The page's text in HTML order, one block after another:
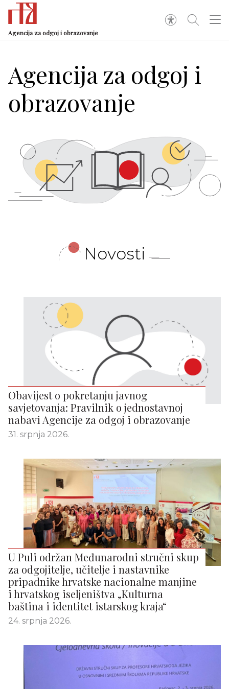
Agencija za odgoj i obrazovanje
Agencija za odgoj i
obrazovanje
Novosti
Obavijest o pokretanju javnog
savjetovanja: Pravilnik o jednostavnoj
nabavi Agencije za odgoj i obrazovanje
31. srpnja 2026.
U Puli održan Međunarodni stručni skup
za odgojitelje, učitelje i nastavnike
pripadnike hrvatske nacionalne manjine
i hrvatskog iseljeništva „Kulturna
baština i identitet istarskog kraja“
24. srpnja 2026.